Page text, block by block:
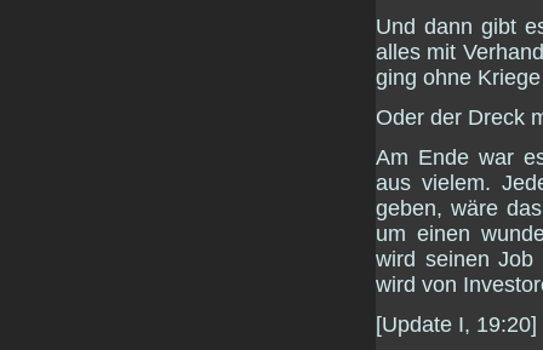
Und dann gibt
alles mit
ging ohne
Oder der Dreck
Am Ende war
aus vielem.
geben, wäre
um einen
wird seinen
wird von
[Update I, 19:20]